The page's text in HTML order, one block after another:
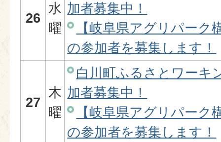
26
水
曜
加者募集中！
【岐阜県アグリパーク
の参加者を募集します！
27
木
曜
白川町ふるさとワー
加者募集中！
【岐阜県アグリパーク
の参加者を募集します！